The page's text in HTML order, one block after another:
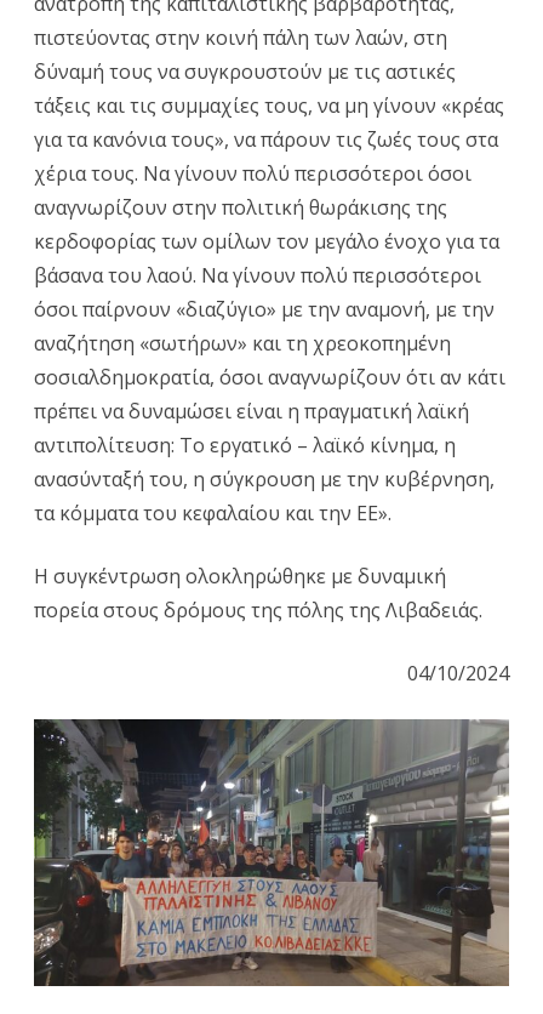
πιστεύοντας στην κοινή πάλη των λαών, στη
δύναμή τους να συγκρουστούν με τις αστικές
τάξεις και τις συμμαχίες τους, να μη γίνουν «κρέας
για τα κανόνια τους», να πάρουν τις ζωές τους στα
χέρια τους. Να γίνουν πολύ περισσότεροι όσοι
αναγνωρίζουν στην πολιτική θωράκισης της
κερδοφορίας των ομίλων τον μεγάλο ένοχο για τα
βάσανα του λαού. Να γίνουν πολύ περισσότεροι
όσοι παίρνουν «διαζύγιο» με την αναμονή, με την
αναζήτηση «σωτήρων» και τη χρεοκοπημένη
σοσιαλδημοκρατία, όσοι αναγνωρίζουν ότι αν κάτι
πρέπει να δυναμώσει είναι η πραγματική λαϊκή
αντιπολίτευση: Το εργατικό – λαϊκό κίνημα, η
ανασύνταξή του, η σύγκρουση με την κυβέρνηση,
τα κόμματα του κεφαλαίου και την ΕΕ».
Η συγκέντρωση ολοκληρώθηκε με δυναμική
πορεία στους δρόμους της πόλης της Λιβαδειάς.
04/10/2024